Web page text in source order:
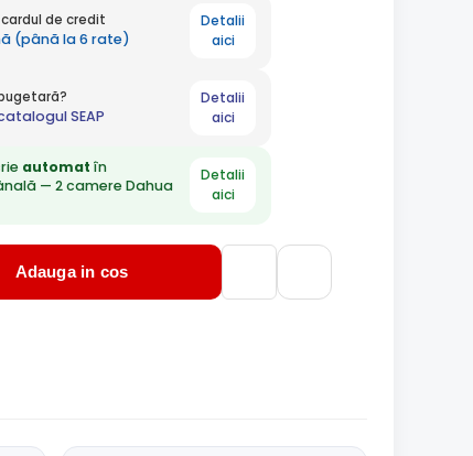
de credit
(până la 6 rate)
Detalii
aici
SEAP
Detalii
aici
automat în
— 2 camere Dahua
Detalii
aici
Adauga in cos